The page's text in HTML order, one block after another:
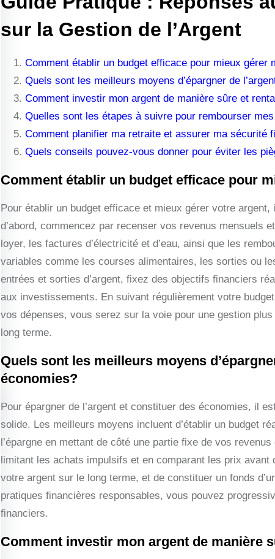
sur la Gestion de l’Argent
Comment établir un budget efficace pour mieux gérer
Quels sont les meilleurs moyens d’épargner de
Comment investir mon argent de manière sûre et
Quelles sont les étapes à suivre pour rembourser
Comment planifier ma retraite et assurer ma sécurité
Quels conseils pouvez-vous donner pour éviter les
Comment établir un budget efficace pour
Pour établir un budget efficace et mieux gérer votre
d’abord, commencez par recenser vos revenus mensuels
loyer, les factures d’électricité et d’eau, ainsi que les
variables comme les courses alimentaires, les sorties ou
entrées et sorties d’argent, fixez des objectifs financiers
aux investissements. En suivant régulièrement votre
vos dépenses, vous serez sur la voie pour une gestion
long terme.
Quels sont les meilleurs moyens
économies?
Pour épargner de l’argent et constituer des économies, il
solide. Les meilleurs moyens incluent d’établir un budget
l’épargne en mettant de côté une partie fixe de vos
limitant les achats impulsifs et en comparant les prix avant
votre argent sur le long terme, et de constituer un fonds
pratiques financières responsables, vous pouvez
financiers.
Comment investir mon argent de manière